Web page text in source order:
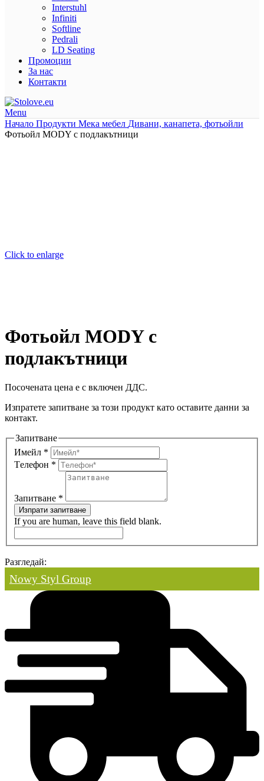
Interstuhl
Infiniti
Softline
Pedrali
LD Seating
Промоции
За нас
Контакти
Menu
Начало Продукти Мека мебел Дивани, канапета, фотьойли
Фотьойл MODY с подлакътници
Click to enlarge
Фотьойл MODY с
подлакътници
Посочената цена е с включен ДДС.
Изпратете запитване за този продукт като оставите данни за
контакт.
Запитване
Имейл *
Tелeфон *
Запитване *
Изпрати запитване
If you are human, leave this field blank.
Разгледай:
Nowy Styl Group